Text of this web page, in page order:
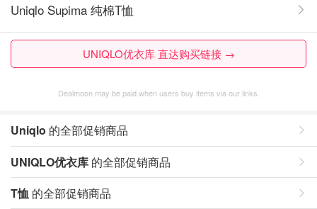
Uniqlo Supima 纯棉T恤
UNIQLO优衣库 直达购买链接 →
Dealmoon may be paid when users buy items via our links.
Uniqlo 的全部促销商品
UNIQLO优衣库 的全部促销商品
T恤 的全部促销商品